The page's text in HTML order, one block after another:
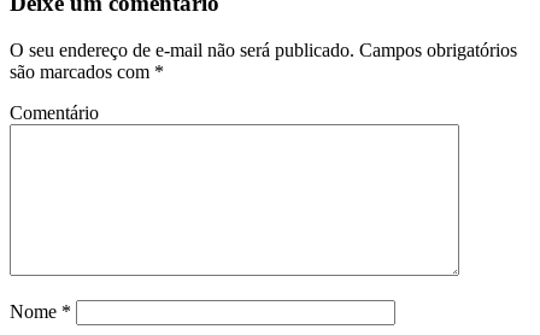
O seu endereço de e-mail não será publicado. Campos obrigatórios
são marcados com *
Comentário
Nome *